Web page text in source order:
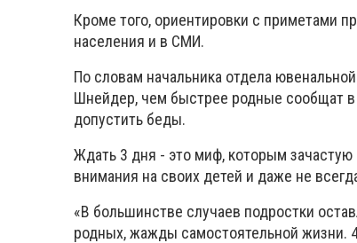
Кроме того, ориентировки с приметами
населения и в СМИ.
По словам начальника отдела
Шнейдер, чем быстрее родные сообщат
допустить беды.
Ждать 3 дня - это миф, которым
внимания на своих детей и даже не
«В большинстве случаев подростки
родных, жажды самостоятельной жизни.